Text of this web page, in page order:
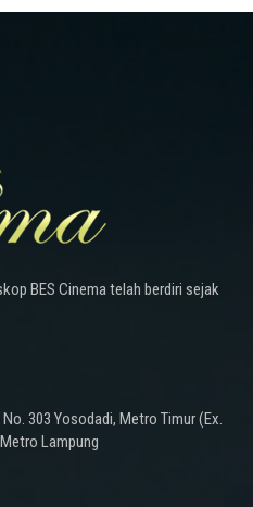
BES Cinema telah berdiri sejak
303 Yosodadi, Metro Timur (Ex.
Lampung